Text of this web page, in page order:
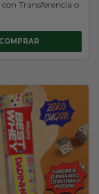
con Transferencia o